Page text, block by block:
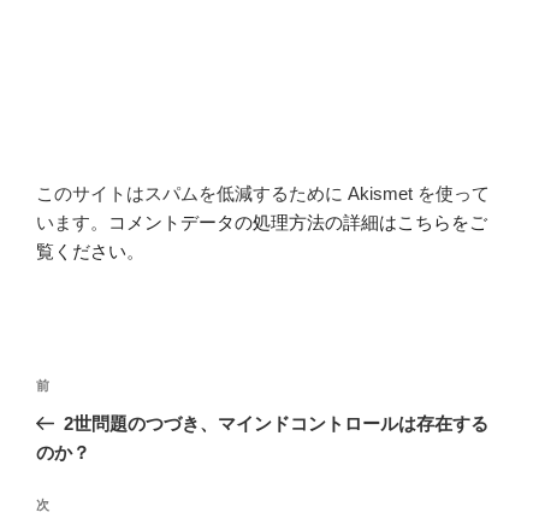
このサイトはスパムを低減するために Akismet を使って
います。
コメントデータの処理方法の詳細はこちらをご
覧ください。
投
ナ
ゲ
前
の
投
前
2世問題のつづき、マインドコントロールは存在する
のか？
次
次